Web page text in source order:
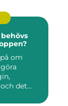
om
det